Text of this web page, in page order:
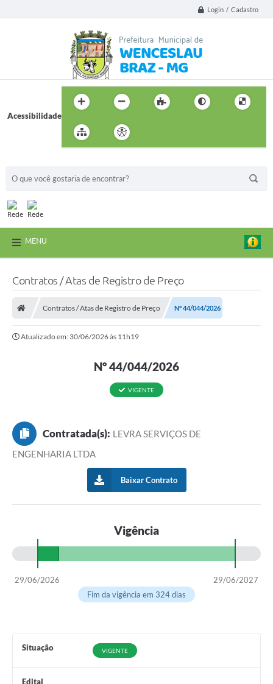
Login / Cadastro
Acessibilidade
MENU
Contratos / Atas de Registro de Preço
Contratos / Atas de Registro de Preço Nº 44/044/2026
Atualizado em: 30/06/2026 às 11h19
Nº 44/044/2026
VIGENTE
Contratada(s): LEVRA SERVIÇOS DE
ENGENHARIA LTDA
Baixar Contrato
Vigência
29/06/2026
29/06/2027
Fim da vigência em 324 dias
Situação VIGENTE
Edital